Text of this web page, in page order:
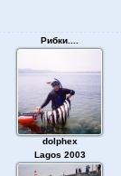
Рибки....
dolphex
Lagos 2003